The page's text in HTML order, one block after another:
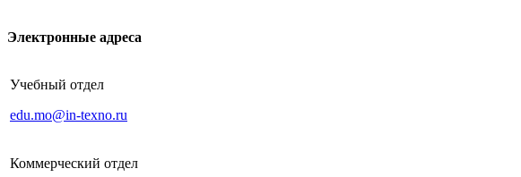
Электронные адреса
Учебный отдел
edu.mo@in-texno.ru
Коммерческий отдел